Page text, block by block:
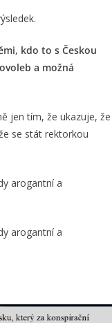
kdo to s Českou
a možná
jen tím, že ukazuje, že
se stát rektorkou
arogantní a
arogantní a